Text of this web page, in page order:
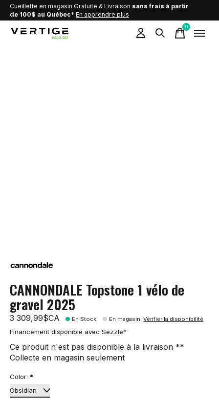
Cueillette en magasin Gratuite & Livraison sans frais à partir
de 100$ au Québec* En apprendre plus
0items
CANNONDALE Topstone 1 vélo de
gravel 2025
3 309,99$CA En Stock En magasin:Vérifier la disponibilité
Financement disponible avec Sezzle*
Ce produit n'est pas disponible à la livraison **
Collecte en magasin seulement
Color: *